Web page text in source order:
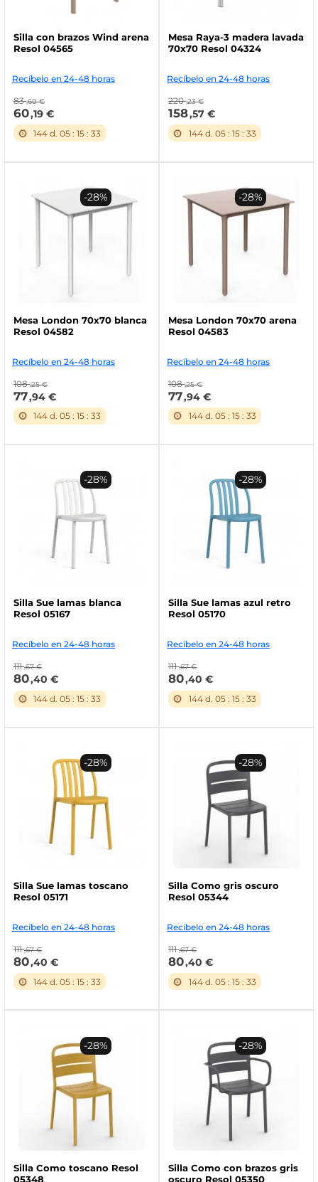
Silla con brazos Wind arena
Resol 04565
Recíbelo en 24-48 horas
83 ,60 €
60,19 €
144 d. 05 :15 :32
Mesa Raya-3 madera lavada
70x70 Resol 04324
Recíbelo en 24-48 horas
220 ,23 €
158,57 €
144d. 05: 15: 32
Mesa London 70x70 blanca
Resol 04582
Recíbelo en 24-48 horas
108 ,25 €
77,94 €
144 d. 05 :15 :32
-28%
Mesa London 70x70 arena
Resol 04583
Recíbelo en 24-48 horas
108 ,25 €
77,94 €
144d. 05: 15: 32
-28%
Silla Sue lamas blanca
Resol 05167
Recíbelo en 24-48 horas
111 ,67 €
80,40 €
144 d. 05 :15 :32
-28%
Silla Sue lamas azul retro
Resol 05170
Recíbelo en 24-48 horas
111 ,67 €
80,40 €
144d. 05: 15: 32
-28%
Silla Sue lamas toscano
Resol 05171
Recíbelo en 24-48 horas
111 ,67 €
80,40 €
144 d. 05 :15 :32
-28%
Silla Como gris oscuro
Resol 05344
Recíbelo en 24-48 horas
111 ,67 €
80,40 €
144d. 05: 15: 32
-28%
Silla Como toscano Resol
05348
-28%
Silla Como con brazos gris
oscuro Resol 05350
-28%